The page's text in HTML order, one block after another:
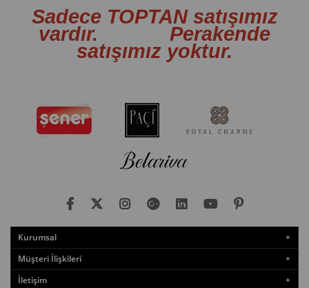
Sadece TOPTAN satışımız
vardır. Perakende
satışımız yoktur.
Kurumsal
Müşteri İlişkileri
İletişim